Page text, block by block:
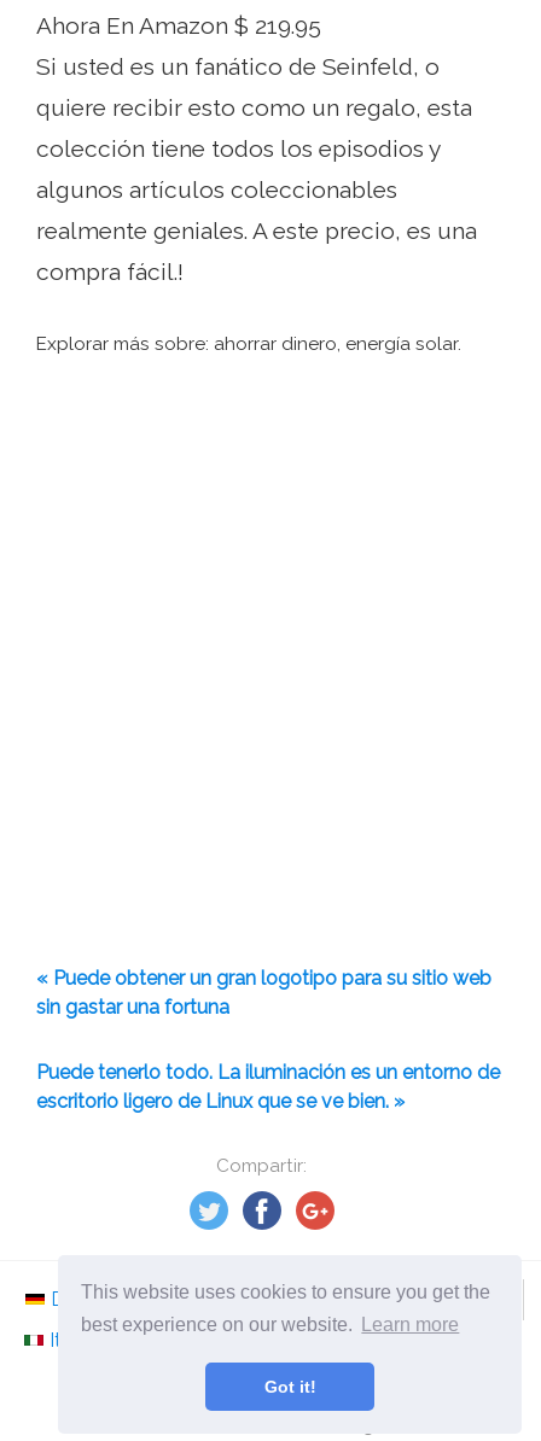
This website uses cookies to ensure you get the
best experience on our website.
Learn more
Got it!
Compartir:
Ahora En Amazon $ 219.95
Si usted es un fanático de Seinfeld, o
quiere recibir esto como un regalo, esta
colección tiene todos los episodios y
algunos artículos coleccionables
realmente geniales. A este precio, es una
compra fácil.!
Explorar más sobre: ​​ahorrar dinero, energía solar.
« Puede obtener un gran logotipo para su sitio web
sin gastar una fortuna
Puede tenerlo todo. La iluminación es un entorno de
escritorio ligero de Linux que se ve bien. »
Deutsch Nederlands Svenska
Norsk
Italiano
Español Românesc
es.ephesossoftware.com